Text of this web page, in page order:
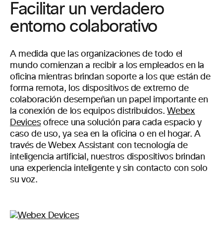
Facilitar un verdadero
entorno colaborativo
A medida que las organizaciones de todo el
mundo comienzan a recibir a los empleados en la
oficina mientras brindan soporte a los que están de
forma remota, los dispositivos de extremo de
colaboración desempeñan un papel importante en
la conexión de los equipos distribuidos.Webex
Devicesofrece una solución para cada espacio y
caso de uso, ya sea en la oficina o en el hogar. A
través de Webex Assistant con tecnología de
inteligencia artificial, nuestros dispositivos brindan
una experiencia inteligente y sin contacto con solo
su voz.